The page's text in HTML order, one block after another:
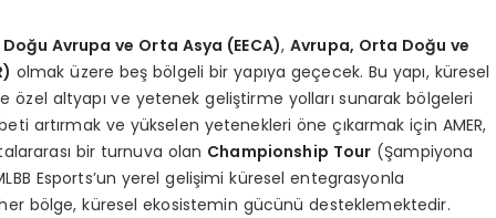
Doğu Avrupa ve Orta Asya (EECA), Avrupa, Orta Doğu ve
olmak üzere beş bölgeli bir yapıya geçecek. Bu yapı, küresel
özel altyapı ve yetenek geliştirme yolları sunarak bölgeleri
artırmak ve yükselen yetenekleri öne çıkarmak için AMER,
bir turnuva olan Championship Tour (Şampiyona
Esports’un yerel gelişimi küresel entegrasyonla
bölge, küresel ekosistemin gücünü desteklemektedir.